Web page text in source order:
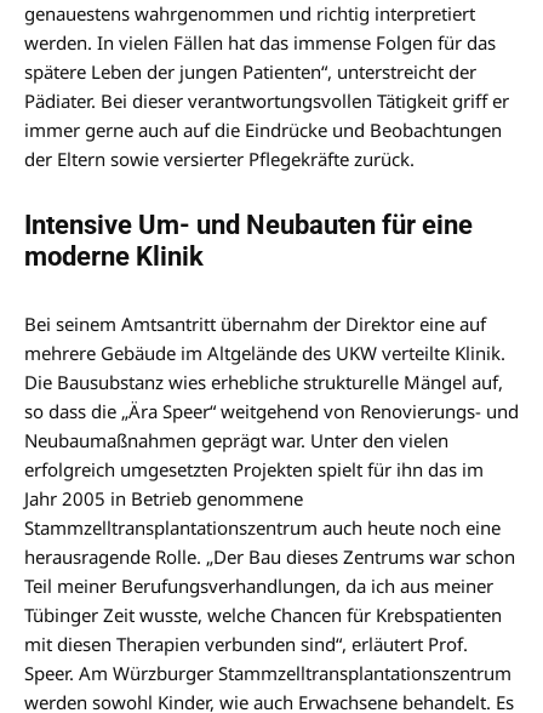
genauestens wahrgenommen und richtig interpretiert
werden. In vielen Fällen hat das immense Folgen für das
spätere Leben der jungen Patienten“, unterstreicht der
Pädiater. Bei dieser verantwortungsvollen Tätigkeit griff er
immer gerne auch auf die Eindrücke und Beobachtungen
der Eltern sowie versierter Pflegekräfte zurück.
Intensive Um- und Neubauten für eine
moderne Klinik
Bei seinem Amtsantritt übernahm der Direktor eine auf
mehrere Gebäude im Altgelände des UKW verteilte Klinik.
Die Bausubstanz wies erhebliche strukturelle Mängel auf,
so dass die „Ära Speer“ weitgehend von Renovierungs- und
Neubaumaßnahmen geprägt war. Unter den vielen
erfolgreich umgesetzten Projekten spielt für ihn das im
Jahr 2005 in Betrieb genommene
Stammzelltransplantationszentrum auch heute noch eine
herausragende Rolle. „Der Bau dieses Zentrums war schon
Teil meiner Berufungsverhandlungen, da ich aus meiner
Tübinger Zeit wusste, welche Chancen für Krebspatienten
mit diesen Therapien verbunden sind“, erläutert Prof.
Speer. Am Würzburger Stammzelltransplantationszentrum
werden sowohl Kinder, wie auch Erwachsene behandelt. Es